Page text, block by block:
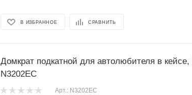
В ИЗБРАННОЕ СРАВНИТЬ
Домкрат подкатной для автолюбителя в кейсе,
N3202EC
Арт.: N3202EC